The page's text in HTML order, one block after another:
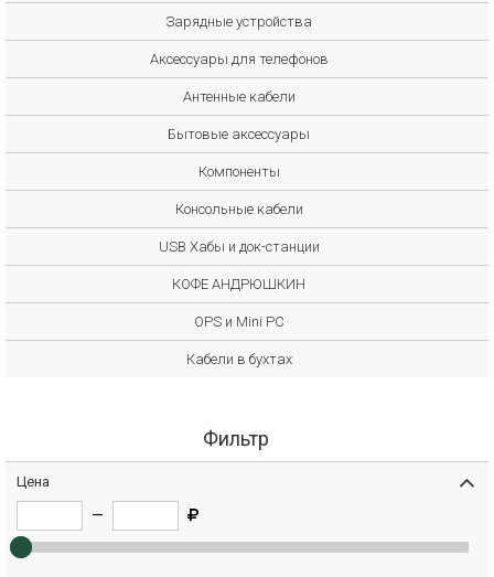
Зарядные устройства
Аксессуары для телефонов
Антенные кабели
Бытовые аксессуары
Компоненты
Консольные кабели
USB Хабы и док-станции
КОФЕ АНДРЮШКИН
OPS и Mini PC
Кабели в бухтах
Фильтр
Цена
—